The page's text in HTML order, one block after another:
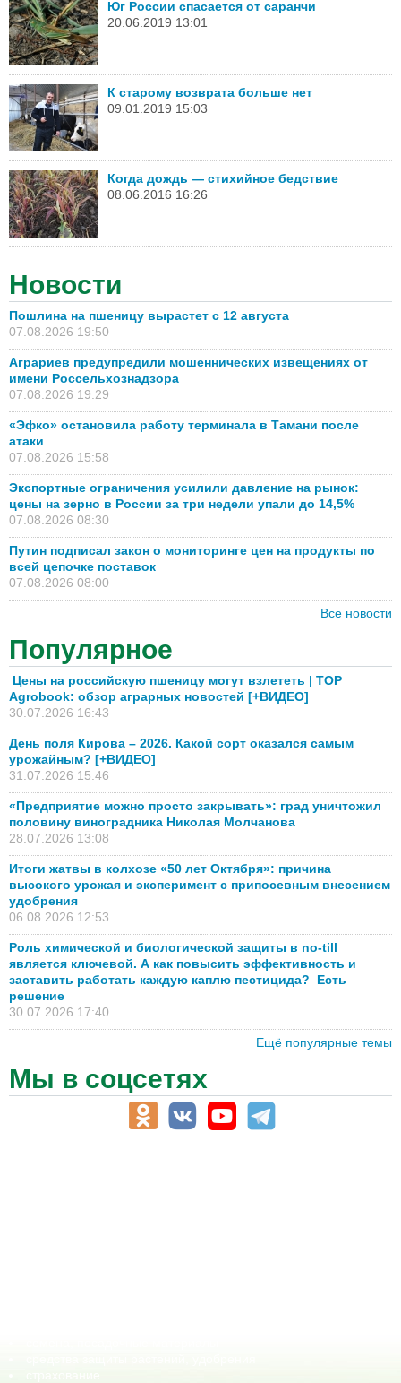
Юг России спасается от саранчи
20.06.2019 13:01
К старому возврата больше нет
09.01.2019 15:03
Когда дождь — стихийное бедствие
08.06.2016 16:26
Новости
Пошлина на пшеницу вырастет с 12 августа
07.08.2026 19:50
Аграриев предупредили мошеннических извещениях от
имени Россельхознадзора
07.08.2026 19:29
«Эфко» остановила работу терминала в Тамани после
атаки
07.08.2026 15:58
Экспортные ограничения усилили давление на рынок:
цены на зерно в России за три недели упали до 14,5%
07.08.2026 08:30
Путин подписал закон о мониторинге цен на продукты по
всей цепочке поставок
07.08.2026 08:00
Все новости
Популярное
Цены на российскую пшеницу могут взлететь | TOP
Agrobook: обзор аграрных новостей [+ВИДЕО]
30.07.2026 16:43
День поля Кирова – 2026. Какой сорт оказался самым
урожайным? [+ВИДЕО]
31.07.2026 15:46
«Предприятие можно просто закрывать»: град уничтожил
половину виноградника Николая Молчанова
28.07.2026 13:08
Итоги жатвы в колхозе «50 лет Октября»: причина
высокого урожая и эксперимент с припосевным внесением
удобрения
06.08.2026 12:53
Роль химической и биологической защиты в no-till
является ключевой. А как повысить эффективность и
заставить работать каждую каплю пестицида? Есть
решение
30.07.2026 17:40
Ещё популярные темы
Мы в соцсетях